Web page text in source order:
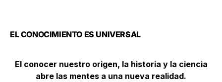
EL CONOCIMIENTO ES UNIVERSAL
El conocer nuestro origen, la historia y la ciencia
abre las mentes a una nueva realidad.